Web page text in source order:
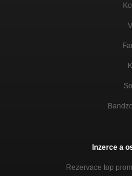
Inzerce a
Rezervace top